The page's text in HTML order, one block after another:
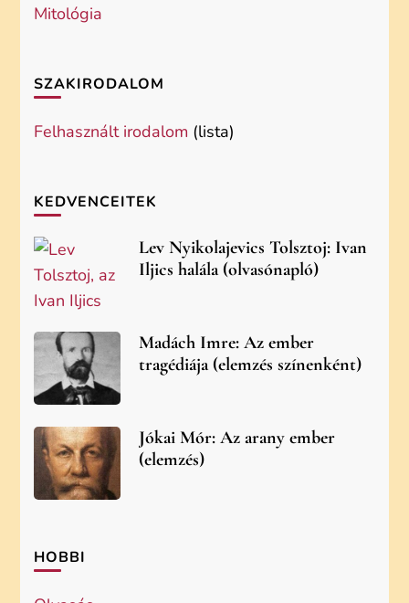
Mitológia
SZAKIRODALOM
Felhasznált irodalom (lista)
KEDVENCEITEK
Lev Nyikolajevics Tolsztoj: Ivan
Iljics halála (olvasónapló)
Madách Imre: Az ember
tragédiája (elemzés színenként)
Jókai Mór: Az arany ember
(elemzés)
HOBBI